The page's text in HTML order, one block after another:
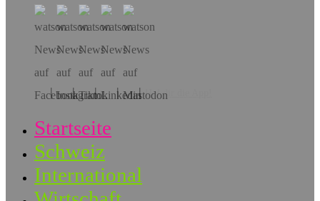
Hol dir die App!
Startseite
Schweiz
International